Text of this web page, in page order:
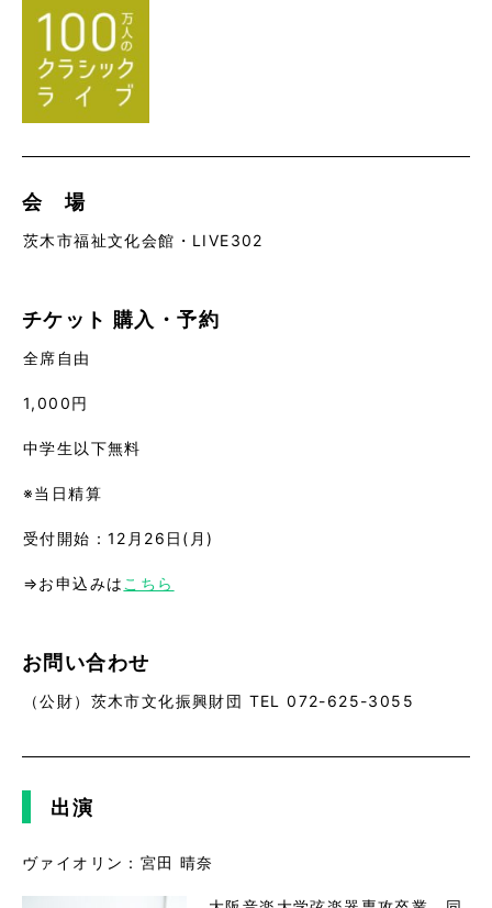
会 場
茨木市福祉文化会館・LIVE302
チケット 購入・予約
全席自由
1,000円
中学生以下無料
※当日精算
受付開始：12月26日(月)
⇒お申込みはこちら
お問い合わせ
（公財）茨木市文化振興財団 TEL 072-625-3055
出演
ヴァイオリン：宮田 晴奈